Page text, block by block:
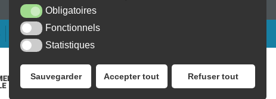
Obligatoires
Fonctionnels
Statistiques
Sauvegarder Accepter tout Refuser tout
KREA3